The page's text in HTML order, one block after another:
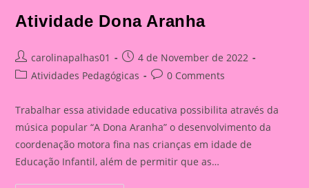
Atividade Dona Aranha
Post
author:
carolinapalhas01
Post
published:
4 de November de 2022
PostAtividades Pedagógicas
Post0 Comments
Trabalhar essa atividade educativa possibilita através da
música popular “A Dona Aranha” o desenvolvimento da
coordenação motora fina nas crianças em idade de
Educação Infantil, além de permitir que as…